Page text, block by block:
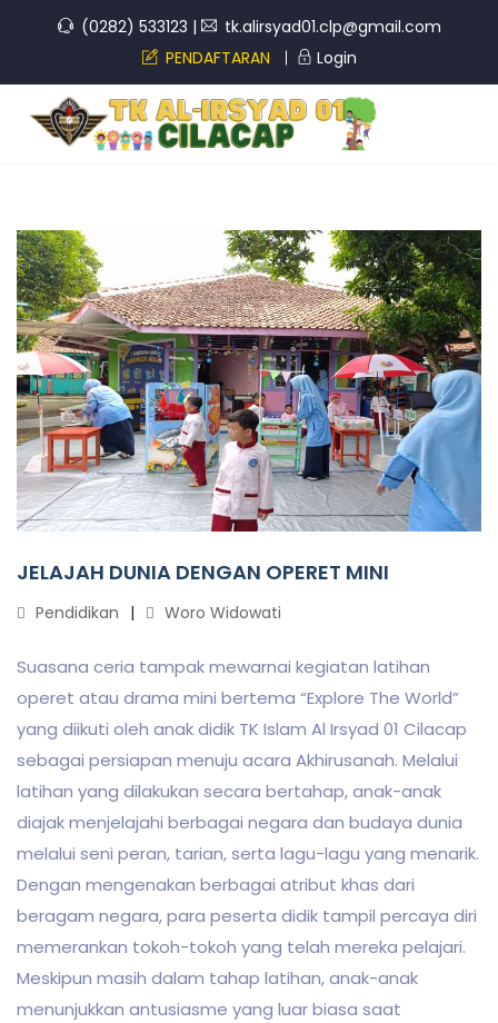
(0282) 533123 |
tk.alirsyad01.clp@gmail.com
PENDAFTARAN
Login
JELAJAH DUNIA DENGAN OPERET MINI
Pendidikan Woro Widowati
Suasana ceria tampak mewarnai kegiatan latihan
operet atau drama mini bertema “Explore The World”
yang diikuti oleh anak didik TK Islam Al Irsyad 01 Cilacap
sebagai persiapan menuju acara Akhirusanah. Melalui
latihan yang dilakukan secara bertahap, anak-anak
diajak menjelajahi berbagai negara dan budaya dunia
melalui seni peran, tarian, serta lagu-lagu yang menarik.
Dengan mengenakan berbagai atribut khas dari
beragam negara, para peserta didik tampil percaya diri
memerankan tokoh-tokoh yang telah mereka pelajari.
Meskipun masih dalam tahap latihan, anak-anak
menunjukkan antusiasme yang luar biasa saat